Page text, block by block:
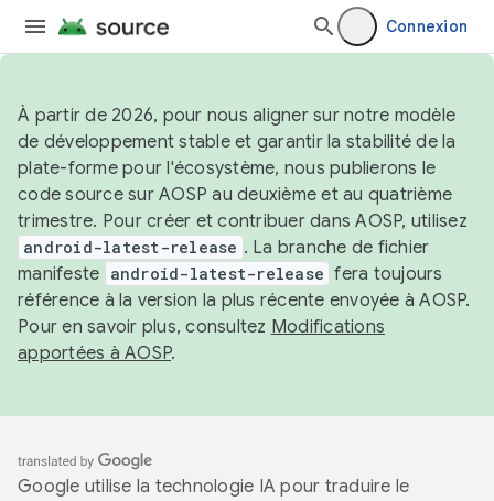
Connexion
À partir de 2026, pour nous aligner sur notre modèle
de développement stable et garantir la stabilité de la
plate-forme pour l'écosystème, nous publierons le
code source sur AOSP au deuxième et au quatrième
trimestre. Pour créer et contribuer dans AOSP, utilisez
android-latest-release . La branche de fichier
manifeste android-latest-release fera toujours
référence à la version la plus récente envoyée à AOSP.
Pour en savoir plus, consultez Modifications
apportées à AOSP.
Google utilise la technologie IA pour traduire le